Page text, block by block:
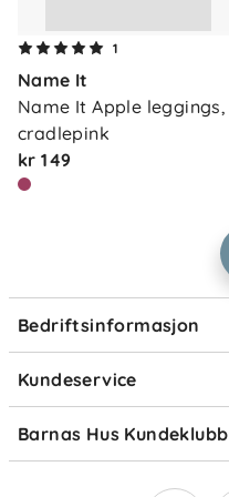
1
Name It
Name It Apple leggings,
cradlepink
kr 149
Bedriftsinformasjon
Om oss
Våre butikker
Vårt samfunnsansvar
Jobbe i Barnas Hus
Størrelsesguider
Kundeservice
Kontakt oss
Frakt og levering
Retur og reklamasjon
Ofte stilte spørsmål
Om Klarna
Barnas Hus Kundeklubb
Medlemsvilkår